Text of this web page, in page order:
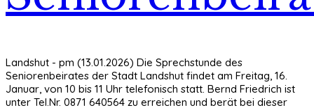
Landshut - pm (13.01.2026) Die Sprechstunde des
Seniorenbeirates der Stadt Landshut findet am Freitag, 16.
Januar, von 10 bis 11 Uhr telefonisch statt. Bernd Friedrich ist
unter Tel.Nr. 0871 640564 zu erreichen und berät bei dieser